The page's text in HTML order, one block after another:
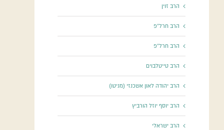
הרב זוין
הרב חרל"פ
הרב חרל"פ
הרב טייטלבוים
הרב יהודה לאון אשכנזי (מניטו)
הרב יוסף יוזל הורביץ
הרב ישראלי